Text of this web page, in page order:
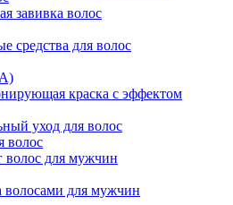
завивка волос
средства для волос
краска с эффектом
уход для волос
волос
волос для мужчин
волосами для мужчин